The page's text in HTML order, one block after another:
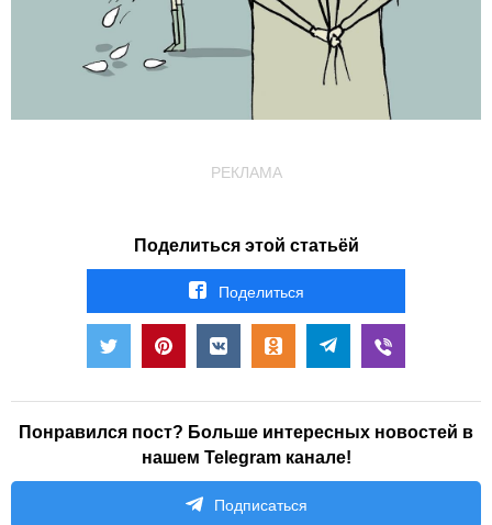
РЕКЛАМА
Поделиться этой статьёй
Поделиться
Понравился пост? Больше интересных новостей в
нашем Telegram канале!
Подписаться